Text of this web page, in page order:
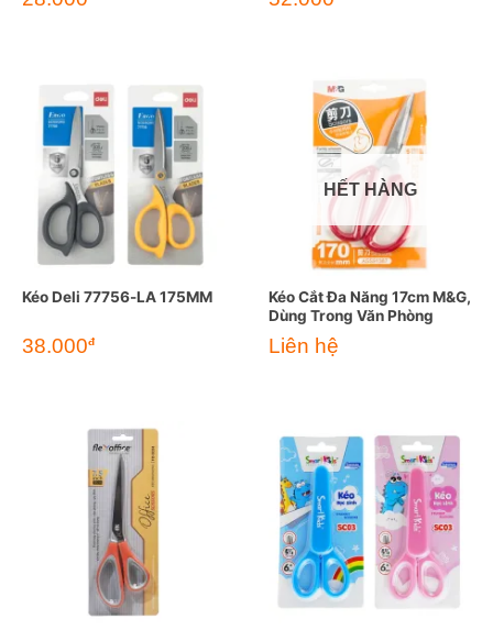
Kéo Deli 77756-LA 175MM
38.000đ
HẾT HÀNG
Kéo Cắt Đa Năng 17cm M&G,
Dùng Trong Văn Phòng
Liên hệ